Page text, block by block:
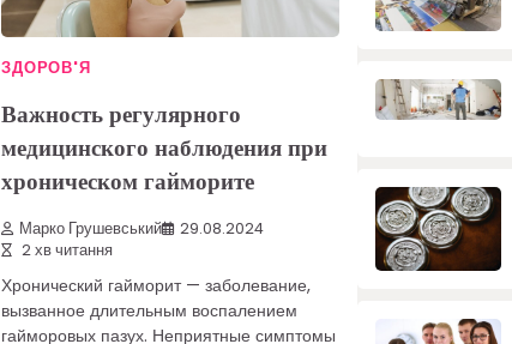
ЗДОРОВ'Я
Важность регулярного
медицинского наблюдения при
хроническом гайморите
Марко Грушевський
29.08.2024
2 хв читання
Хронический гайморит — заболевание,
вызванное длительным воспалением
гайморовых пазух. Неприятные симптомы